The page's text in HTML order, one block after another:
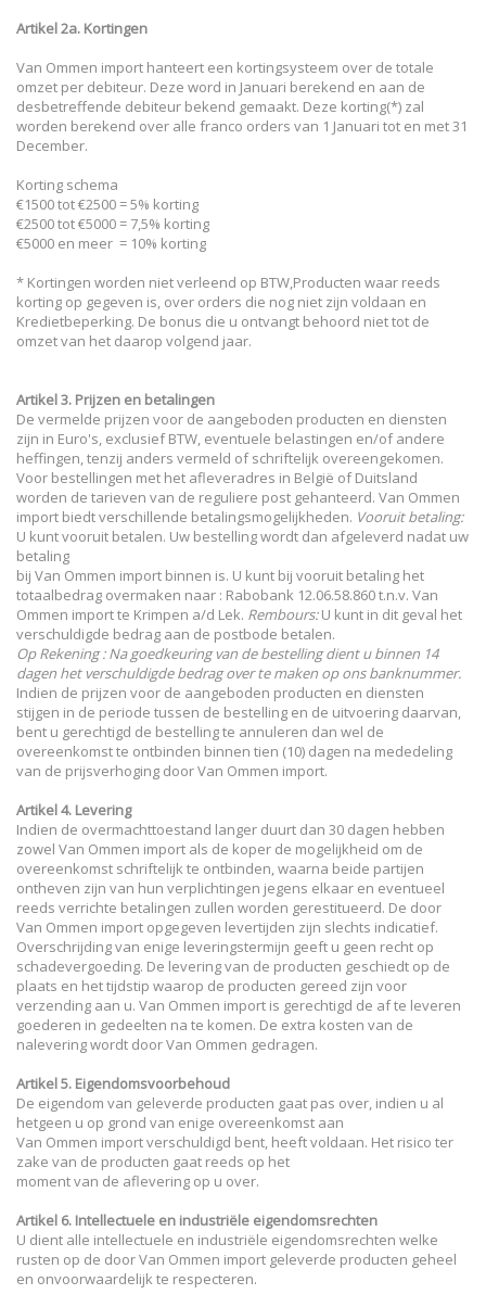
​Artikel 2a. Kortingen
Van Ommen import hanteert een kortingsysteem over de totale
omzet per debiteur. Deze word in Januari berekend en aan de
desbetreffende debiteur bekend gemaakt. Deze korting(*) zal
worden berekend over alle franco orders van 1 Januari tot en met 31
December.
​Korting schema
​€1500 tot €2500 = 5% korting
​€2500 tot €5000 = 7,5% korting
€5000 en meer = 10% korting
* Kortingen worden niet verleend op BTW,Producten waar reeds
korting op gegeven is, over orders die nog niet zijn voldaan en
Kredietbeperking. De bonus die u ontvangt behoord niet tot de
omzet van het daarop volgend jaar.
Artikel 3. Prijzen en betalingen
De vermelde prijzen voor de aangeboden producten en diensten
zijn in Euro's, exclusief BTW, eventuele belastingen en/of andere
heffingen, tenzij anders vermeld of schriftelijk overeengekomen.
Voor bestellingen met het afleveradres in België of Duitsland
worden de tarieven van de reguliere post gehanteerd. Van Ommen
import biedt verschillende betalingsmogelijkheden. Vooruit betaling:
U kunt vooruit betalen. Uw bestelling wordt dan afgeleverd nadat uw
betaling
bij Van Ommen import binnen is. U kunt bij vooruit betaling het
totaalbedrag overmaken naar : Rabobank 12.06.58.860 t.n.v. Van
Ommen import te Krimpen a/d Lek. Rembours:U kunt in dit geval het
verschuldigde bedrag aan de postbode betalen.
Op Rekening : Na goedkeuring van de bestelling dient u binnen 14
dagen het verschuldigde bedrag over te maken op ons banknummer.
Indien de prijzen voor de aangeboden producten en diensten
stijgen in de periode tussen de bestelling en de uitvoering daarvan,
bent u gerechtigd de bestelling te annuleren dan wel de
overeenkomst te ontbinden binnen tien (10) dagen na mededeling
van de prijsverhoging door Van Ommen import.
Artikel 4. Levering
Indien de overmachttoestand langer duurt dan 30 dagen hebben
zowel Van Ommen import als de koper de mogelijkheid om de
overeenkomst schriftelijk te ontbinden, waarna beide partijen
ontheven zijn van hun verplichtingen jegens elkaar en eventueel
reeds verrichte betalingen zullen worden gerestitueerd. De door
Van Ommen import opgegeven levertijden zijn slechts indicatief.
Overschrijding van enige leveringstermijn geeft u geen recht op
schadevergoeding. De levering van de producten geschiedt op de
plaats en het tijdstip waarop de producten gereed zijn voor
verzending aan u. Van Ommen import is gerechtigd de af te leveren
goederen in gedeelten na te komen. De extra kosten van de
nalevering wordt door Van Ommen gedragen.
Artikel 5. Eigendomsvoorbehoud
De eigendom van geleverde producten gaat pas over, indien u al
hetgeen u op grond van enige overeenkomst aan
Van Ommen import verschuldigd bent, heeft voldaan. Het risico ter
zake van de producten gaat reeds op het
moment van de aflevering op u over.
Artikel 6. Intellectuele en industriële eigendomsrechten
U dient alle intellectuele en industriële eigendomsrechten welke
rusten op de door Van Ommen import geleverde producten geheel
en onvoorwaardelijk te respecteren.